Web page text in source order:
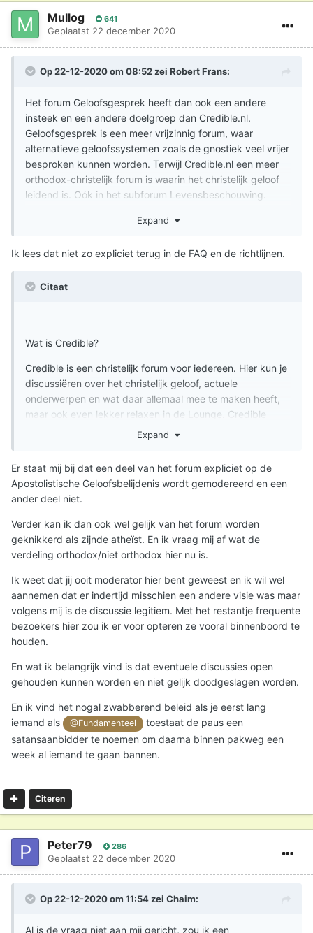
Daarom wordt zo vaak de context ter sprake gebracht op
dit forum en hebben juist degene die voor de Schrift
uitdenken, daar zoveel moeite mee.
Mullog 641
Geplaatst 22 december 2020
Op 22-12-2020 om 08:52 zei Robert Frans:
Het forum Geloofsgesprek heeft dan ook een andere
insteek en een andere doelgroep dan Credible.nl.
Geloofsgesprek is een meer vrijzinnig forum, waar
alternatieve geloofssystemen zoals de gnostiek veel vrijer
besproken kunnen worden. Terwijl Credible.nl een meer
orthodox-christelijk forum is waarin het christelijk geloof
leidend is. Oók in het subforum Levensbeschouwing.
duister is daarom logischerwijs absoluut not done, omdat
en zo door de doelgroep van Credible.nl onvermijdelijk als
Expand
Ik lees dat niet zo expliciet terug in de FAQ en de richtlijnen.
Citaat
Wat is Credible?
Credible is een christelijk forum voor iedereen. Hier kun je
discussiëren over het christelijk geloof, actuele
onderwerpen en wat daar allemaal mee te maken heeft,
maar ook even lekker relaxen in de Lounge. Credible
wordt gerund door een enthousiast team. Doordat zij elk
dingen heel belangrijk op Credible: respect en veiligheid.
Bijna 24 uur per dag wordt het forum in de gaten
gehouden door de Credible-crew, die waar nodig van
zich laat horen. Zo kun je er dus vanuit gaan dat jouw
bijdrage hier veilig is!
Wat zijn de doelstellingen van Credible?
Credible heeft als doel: het met elkaar in contact brengen
van christelijke jongeren. Het forum biedt hen een plaats
om samen met anderen over het geloof te praten en te
discussiëren. Op deze manier kunnen deze jongeren
groeien in hun persoonlijk geloof en een ander daarbij
ondersteunen. Credible heeft als basis het christelijk
geloof, zoals dat kernachtig wordt beschreven in de
Expand
Er staat mij bij dat een deel van het forum expliciet op de
Apostolistische Geloofsbelijdenis wordt gemodereerd en een
ander deel niet.
Verder kan ik dan ook wel gelijk van het forum worden
geknikkerd als zijnde atheïst. En ik vraag mij af wat de
verdeling orthodox/niet orthodox hier nu is.
Ik weet dat jij ooit moderator hier bent geweest en ik wil wel
aannemen dat er indertijd misschien een andere visie was maar
volgens mij is de discussie legitiem. Met het restantje frequente
bezoekers hier zou ik er voor opteren ze vooral binnenboord te
houden.
En wat ik belangrijk vind is dat eventuele discussies open
gehouden kunnen worden en niet gelijk doodgeslagen worden.
En ik vind het nogal zwabberend beleid als je eerst lang
iemand als
@Fundamenteel
toestaat de paus een
satansaanbidder te noemen om daarna binnen pakweg een
week al iemand te gaan bannen.
Citeren
Peter79 286
Geplaatst 22 december 2020
Op 22-12-2020 om 11:54 zei Chaim:
Al is de vraag niet aan mij gericht, zou ik een